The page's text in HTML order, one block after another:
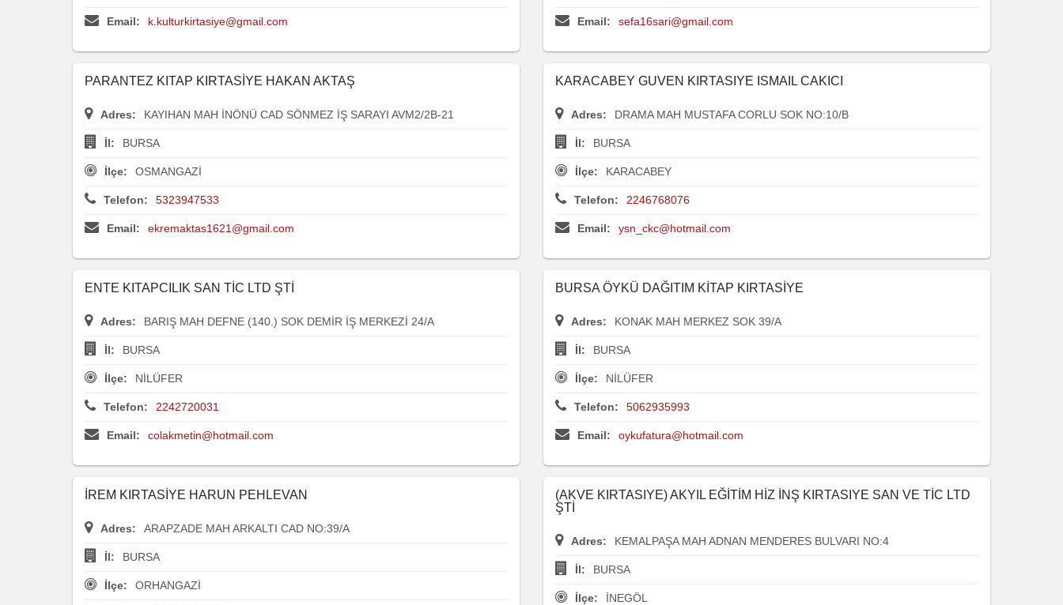
Email: k.kulturkirtasiye@gmail.com Email: sefa16sari@gmail.com
PARANTEZ KITAP KIRTASİYE HAKAN AKTAŞ
Adres: KAYIHAN MAH İNÖNÜ CAD SÖNMEZ İŞ SARAYI AVM2/2B-21
İl: BURSA
İlçe: OSMANGAZİ
Telefon: 5323947533
Email: ekremaktas1621@gmail.com
KARACABEY GUVEN KIRTASIYE ISMAIL CAKICI
Adres: DRAMA MAH MUSTAFA CORLU SOK NO:10/B
İl: BURSA
İlçe: KARACABEY
Telefon: 2246768076
Email: ysn_ckc@hotmail.com
ENTE KITAPCILIK SAN TİC LTD ŞTİ
Adres: BARIŞ MAH DEFNE (140.) SOK DEMİR İŞ MERKEZİ 24/A
İl: BURSA
İlçe: NİLÜFER
Telefon: 2242720031
Email: colakmetin@hotmail.com
BURSA ÖYKÜ DAĞITIM KİTAP KIRTASİYE
Adres: KONAK MAH MERKEZ SOK 39/A
İl: BURSA
İlçe: NİLÜFER
Telefon: 5062935993
Email: oykufatura@hotmail.com
İREM KIRTASİYE HARUN PEHLEVAN
Adres: ARAPZADE MAH ARKALTI CAD NO:39/A
İl: BURSA
İlçe: ORHANGAZİ
(AKVE KIRTASIYE) AKYIL EĞİTİM HİZ İNŞ KIRTASIYE SAN VE TİC LTD
ŞTİ
Adres: KEMALPAŞA MAH ADNAN MENDERES BULVARI NO:4
İl: BURSA
İlçe: İNEGÖL